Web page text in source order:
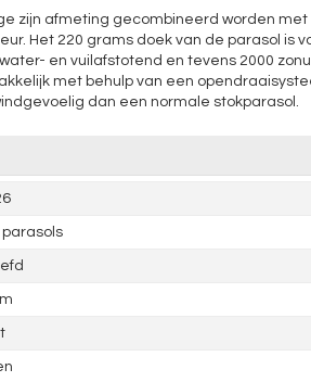
zijn afmeting gecombineerd worden met
Het 220 grams doek van de parasol is
en vuilafstotend en tevens 2000
met behulp van een
dan een normale stokparasol.
parasols